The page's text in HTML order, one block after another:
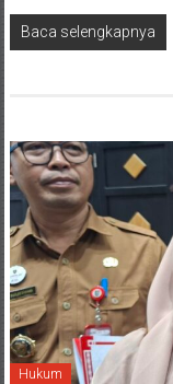
Baca selengkapnya
Hukum